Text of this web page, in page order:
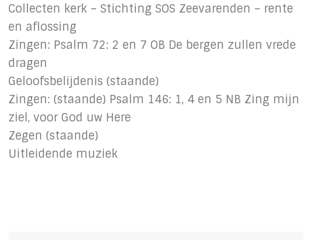
Collecten kerk – Stichting SOS Zeevarenden – rente
en aflossing
Zingen: Psalm 72: 2 en 7 OB De bergen zullen vrede
dragen
Geloofsbelijdenis (staande)
Zingen: (staande) Psalm 146: 1, 4 en 5 NB Zing mijn
ziel, voor God uw Here
Zegen (staande)
Uitleidende muziek